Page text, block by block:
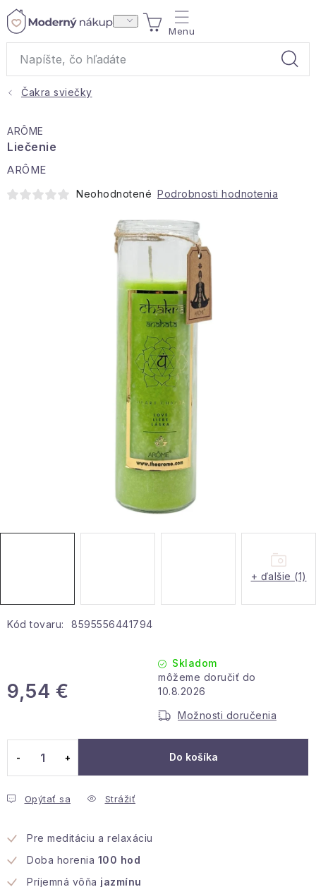
Prejsť
obsah
NÁKUPNÝ
KOŠÍK
Akcie a výpredaj
Darčeky
Bytové vône
Veľkoobchodná spolupráca
Obchodné podmienky
Info o nákupe
Kontakty O nás
Čakra sviečky
Kód tovaru: 8595556441794
9,54 €
Skladom
10.8.2026
Možnosti doručenia
Do košíka
Opýtať sa Strážiť
Pre meditáciu a relaxáciu
Doba horenia 100 hod
Príjemná vôňa jazmínu
ARÔME
Liečenie
ARÔME
Neohodnotené Podrobnosti hodnotenia
+ ďalšie (1)